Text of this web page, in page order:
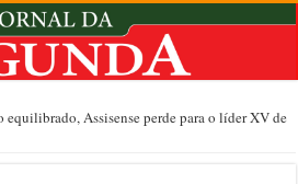
equilibrado, Assisense perde para o líder XV de